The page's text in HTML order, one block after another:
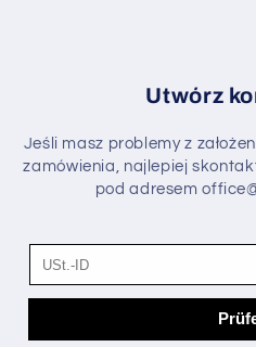
Utwórz
Jeśli masz problemy z
zamówienia, najlepiej
pod adresem